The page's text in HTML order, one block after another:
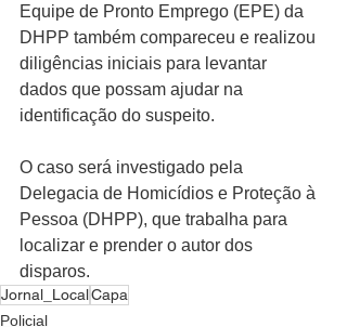
Equipe de Pronto Emprego (EPE) da
DHPP também compareceu e realizou
diligências iniciais para levantar
dados que possam ajudar na
identificação do suspeito.
O caso será investigado pela
Delegacia de Homicídios e Proteção à
Pessoa (DHPP), que trabalha para
localizar e prender o autor dos
disparos.
Jornal_LocalCapa
Policial